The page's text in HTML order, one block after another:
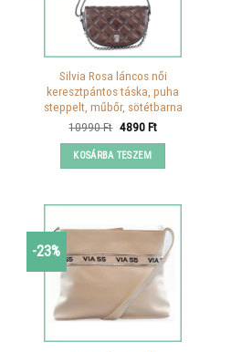
Silvia Rosa láncos női
keresztpántos táska, puha
steppelt, műbőr, sötétbarna
10990Ft Original
was:
10990 Ft.
4890FtCurrent
KOSÁRBA TESZEM
-23%